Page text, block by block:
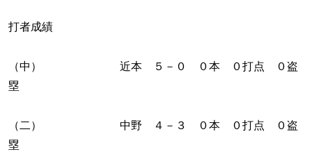
打者成績
（中） 近本 ５－０ ０本 ０打点 ０盗
塁
（二） 中野 ４－３ ０本 ０打点 ０盗
塁